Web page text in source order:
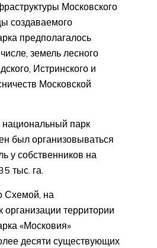
Московского
создаваемого
предполагалось
земель лесного
Истринского и
Московской
парк
был организовываться
у собственников на
тыс. га.
Схемой, на
организации территории
«Московия»
десяти существующих